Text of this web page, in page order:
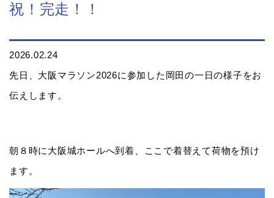
祝！完走！！
2026.02.24
先日、大阪マラソン2026に参加した岡田の一日の様子をお
伝えします。
朝８時に大阪城ホールへ到着、ここで着替えて荷物を預け
ます。